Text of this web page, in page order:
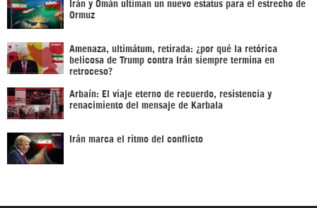
Irán y Omán ultiman un nuevo estatus para el estrecho de
Ormuz
Amenaza, ultimátum, retirada: ¿por qué la retórica
belicosa de Trump contra Irán siempre termina en
retroceso?
Arbaín: El viaje eterno de recuerdo, resistencia y
renacimiento del mensaje de Karbala
Irán marca el ritmo del conflicto